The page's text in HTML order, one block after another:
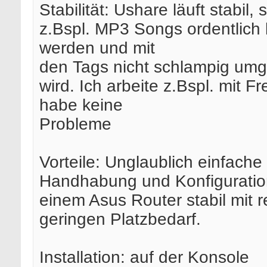
Stabilität: Ushare läuft stabil,
z.Bspl. MP3 Songs ordentlich
werden und mit
den Tags nicht schlampig
wird. Ich arbeite z.Bspl. mit
habe keine
Probleme
Vorteile: Unglaublich einfache
Handhabung und
einem Asus Router stabil mit
geringen Platzbedarf.
Installation: auf der Konsole